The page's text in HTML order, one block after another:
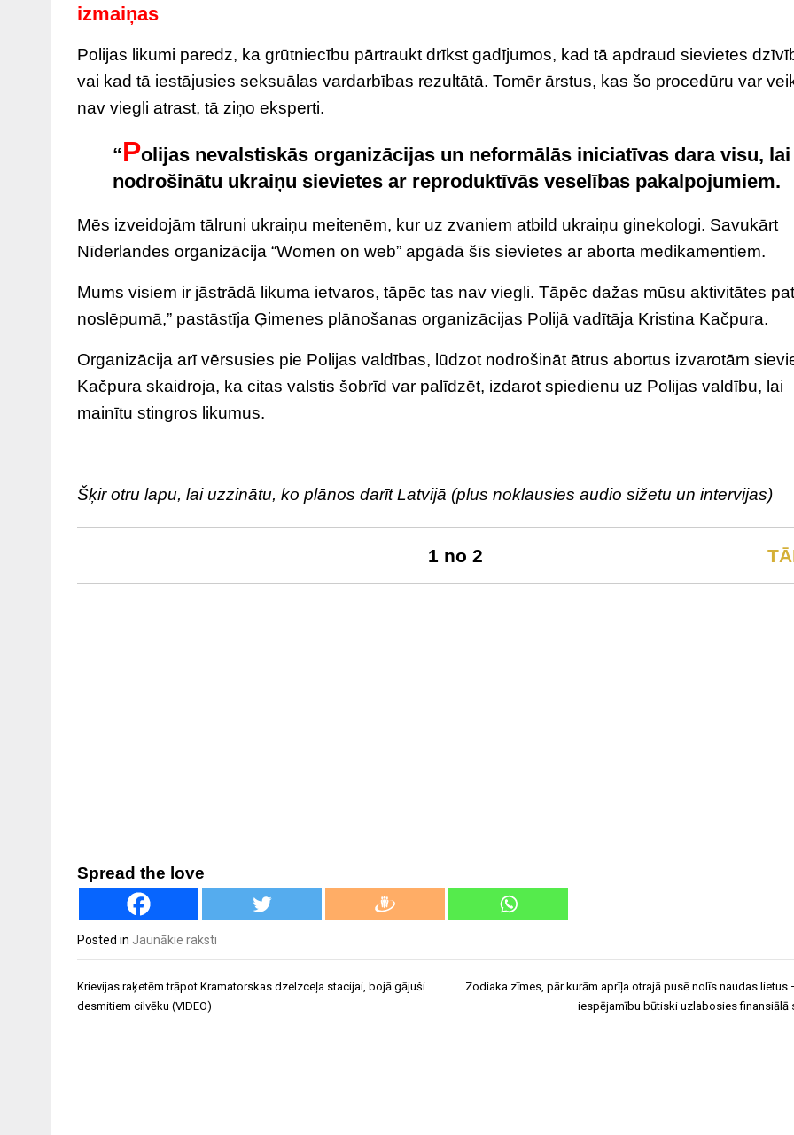
izmaiņas
Polijas likumi paredz, ka grūtniecību pārtraukt drīkst gadījumos, kad tā apdraud sievietes
vai kad tā iestājusies seksuālas vardarbības rezultātā. Tomēr ārstus, kas šo procedūru var
nav viegli atrast, tā ziņo eksperti.
“Polijas nevalstiskās organizācijas un neformālās iniciatīvas dara visu, lai
nodrošinātu ukraiņu sievietes ar reproduktīvās veselības pakalpojumiem.
Mēs izveidojām tālruni ukraiņu meitenēm, kur uz zvaniem atbild ukraiņu ginekologi. Savukārt
Nīderlandes organizācija “Women on web” apgādā šīs sievietes ar aborta medikamentiem.
Mums visiem ir jāstrādā likuma ietvaros, tāpēc tas nav viegli. Tāpēc dažas mūsu aktivitātes
noslēpumā,” pastāstīja Ģimenes plānošanas organizācijas Polijā vadītāja Kristina Kačpura.
Organizācija arī vērsusies pie Polijas valdības, lūdzot nodrošināt ātrus abortus izvarotām
Kačpura skaidroja, ka citas valstis šobrīd var palīdzēt, izdarot spiedienu uz Polijas valdību, lai
mainītu stingros likumus.
Šķir otru lapu, lai uzzinātu, ko plānos darīt Latvijā (plus noklausies audio sižetu un intervijas)
1 no 2
Spread the love
Posted in Jaunākie raksti
Ziņu
izvēlne
Krievijas raķetēm trāpot Kramatorskas dzelzceļa stacijai, bojā gājuši
desmitiem cilvēku (VIDEO)
Zodiaka zīmes, pār kurām aprīļa otrajā pusē nolīs naudas lietus
iespējamību būtiski uzlabosies finansiālā